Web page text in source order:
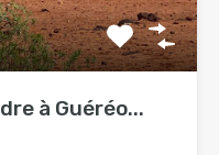
à Guéréo...